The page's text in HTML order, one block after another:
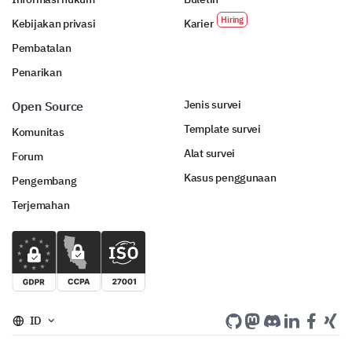
Kebijakan privasi
Pembatalan
Penarikan
Karier
Open Source
Komunitas
Forum
Pengembang
Terjemahan
Jenis survei
Template survei
Alat survei
Kasus penggunaan
ID